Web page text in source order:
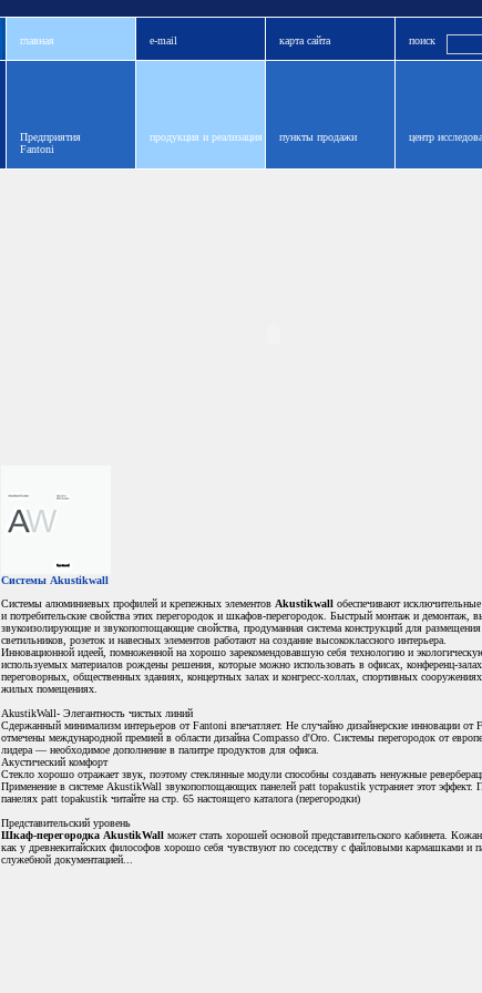
главная e-mail карта сайта поиск
Предприятия
Fantoni
продукция и реализация пункты продажи центр
Системы Akustikwall
Системы алюминиевых профилей и крепежных элементов Akustikwall обеспечивают исключительные
и потребительские свойства этих перегородок и шкафов-перегородок. Быстрый монтаж и демонтаж,
звукоизолирующие и звукопоглощающие свойства, продуманная система конструкций для размещения
светильников, розеток и навесных элементов работают на создание высококлассного интерьера.
Инновационной идеей, помноженной на хорошо зарекомендовавшую себя технологию и
используемых материалов рождены решения, которые можно использовать в офисах, конференц-
переговорных, общественных зданиях, концертных залах и конгресс-холлах, спортивных
жилых помещениях.
AkustikWall- Элегантность чистых линий
Сдержанный минимализм интерьеров от Fantoni впечатляет. Не случайно дизайнерские инновации от
отмечены международной премией в области дизайна Compasso d'Oro. Системы перегородок от
лидера — необходимое дополнение в палитре продуктов для офиса.
Акустический комфорт
Стекло хорошо отражает звук, поэтому стеклянные модули способны создавать ненужные
Применение в системе AkustikWall звукопоглощающих панелей patt topakustik устраняет этот эффект.
панелях patt topakustik читайте на стр. 65 настоящего каталога (перегородки)
Представительский уровень
Шкаф-перегородка AkustikWall может стать хорошей основой представительского кабинета.
как у древнекитайских философов хорошо себя чувствуют по соседству с файловыми кармашками и
служебной документацией...